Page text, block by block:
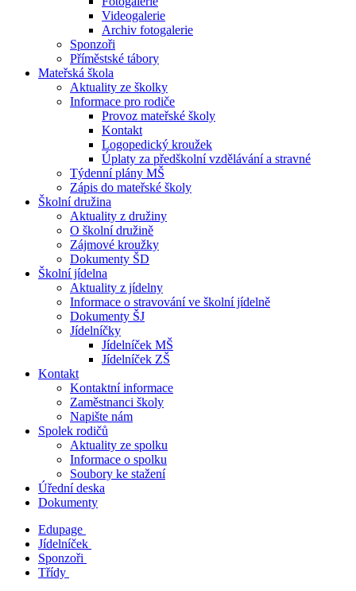
Videogalerie
Archiv fotogalerie
Sponzoři
Příměstské tábory
Mateřská škola
Aktuality ze školky
Informace pro rodiče
Provoz mateřské školy
Kontakt
Logopedický kroužek
Úplaty za předškolní vzdělávání a stravné
Týdenní plány MŠ
Zápis do mateřské školy
Školní družina
Aktuality z družiny
O školní družině
Zájmové kroužky
Dokumenty ŠD
Školní jídelna
Aktuality z jídelny
Informace o stravování ve školní jídelně
Dokumenty ŠJ
Jídelníčky
Jídelníček MŠ
Jídelníček ZŠ
Kontakt
Kontaktní informace
Zaměstnanci školy
Napište nám
Spolek rodičů
Aktuality ze spolku
Informace o spolku
Soubory ke stažení
Úřední deska
Dokumenty
Edupage
Jídelníček
Sponzoři
Třídy